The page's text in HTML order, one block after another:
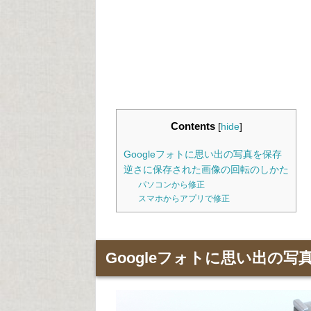
Contents [hide]
Googleフォトに思い出の写真を保存
逆さに保存された画像の回転のしかた
パソコンから修正
スマホからアプリで修正
Googleフォトに思い出の写